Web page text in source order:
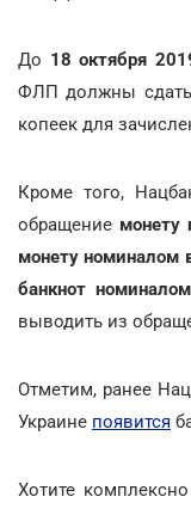
До 18 октября
ФЛП должны
копеек для
Кроме того,
обращение монету
монету номиналом
банкнот
выводить из
Отметим, ранее
Украине появится
Хотите